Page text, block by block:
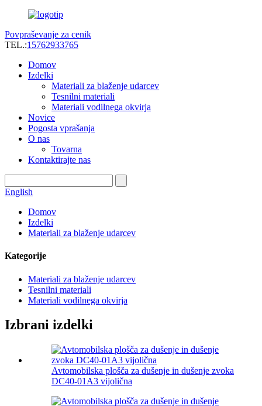
Povpraševanje za cenik
TEL.:15762933765
Domov
Izdelki
Materiali za blaženje udarcev
Tesnilni materiali
Materiali vodilnega okvirja
Novice
Pogosta vprašanja
O nas
Tovarna
Kontaktirajte nas
English
Domov
Izdelki
Materiali za blaženje udarcev
Kategorije
Materiali za blaženje udarcev
Tesnilni materiali
Materiali vodilnega okvirja
Izbrani izdelki
Avtomobilska plošča za dušenje in dušenje zvoka
DC40-01A3 vijolična